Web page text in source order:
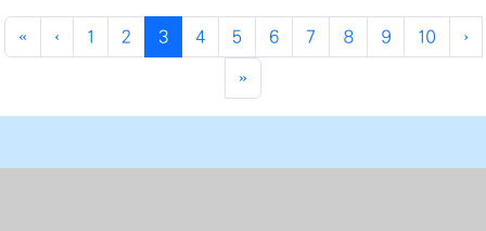
« ‹ 1 2 3(current)
4 5 6 7 8 9 10 ›
»